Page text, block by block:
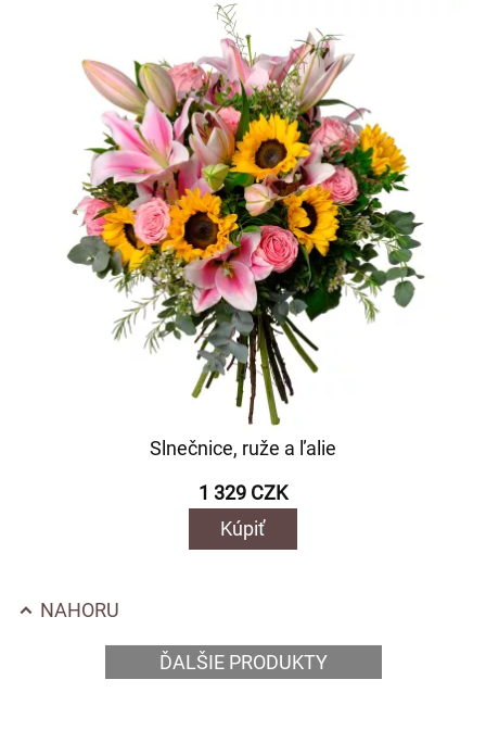
Slnečnice, ruže a ľalie
1 329 CZK
Kúpiť
NAHORU
ĎALŠIE PRODUKTY